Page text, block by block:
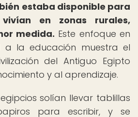
estaba disponible para
en zonas rurales,
medida. Este enfoque en
a la educación muestra el
del Antiguo Egipto
y al aprendizaje.
solían llevar tablillas
para escribir, y se